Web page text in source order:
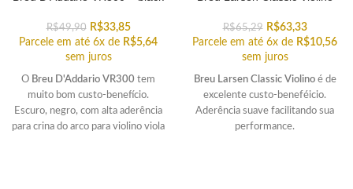
R$49,90 R$33,85
Parcele em até 6x de R$5,64
sem juros
O Breu D'Addario VR300 tem
muito bom custo-benefício.
Escuro, negro, com alta aderência
para crina do arco para violino viola
R$65,29 R$63,33
Parcele em até 6x de R$10,56
sem juros
Breu Larsen Classic Violinoé de
excelente custo-beneféicio.
Aderência suave facilitando sua
performance.